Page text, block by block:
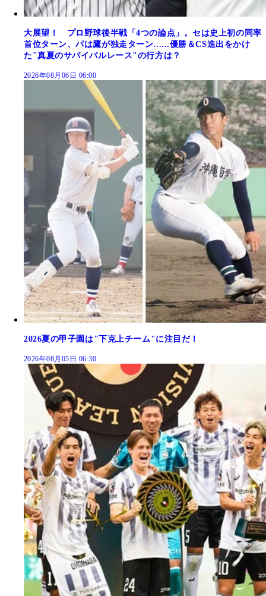
大展望！ プロ野球後半戦「4つの論点」。セは史上初の同率
首位ターン、パは鷹が独走ターン......優勝＆CS進出をかけ
た"真夏のサバイバルレース"の行方は？
2026年08月06日 06:00
2026夏の甲子園は"下克上チーム"に注目だ！
2026年08月05日 06:30